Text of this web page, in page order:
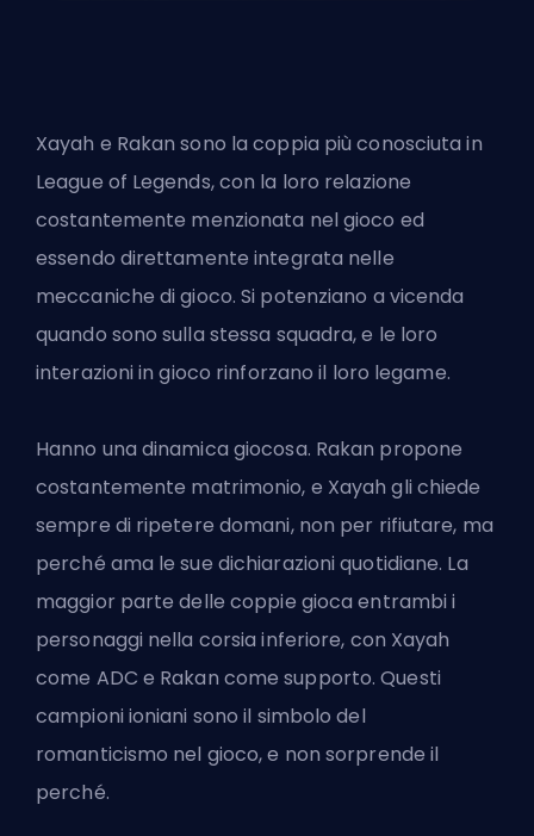
Xayah e Rakan sono la coppia più conosciuta in
League of Legends, con la loro relazione
costantemente menzionata nel gioco ed
essendo direttamente integrata nelle
meccaniche di gioco. Si potenziano a vicenda
quando sono sulla stessa squadra, e le loro
interazioni in gioco rinforzano il loro legame.
Hanno una dinamica giocosa. Rakan propone
costantemente matrimonio, e Xayah gli chiede
sempre di ripetere domani, non per rifiutare, ma
perché ama le sue dichiarazioni quotidiane. La
maggior parte delle coppie gioca entrambi i
personaggi nella corsia inferiore, con Xayah
come ADC e Rakan come supporto.Questi
campioni ioniani sono il simbolo del
romanticismo nel gioco, e non sorprende il
perché.